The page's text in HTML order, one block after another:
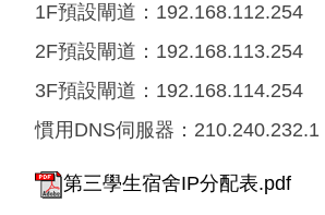
1F預設閘道：192.168.112.254
2F預設閘道：192.168.113.254
3F預設閘道：192.168.114.254
慣用DNS伺服器：210.240.232.1
第三學生宿舍IP分配表.pdf